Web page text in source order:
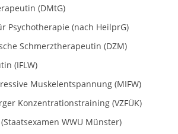
(DMtG)
Psychotherapie (nach HeilprG)
Schmerztherapeutin (DZM)
(IFLW)
Muskelentspannung (MIFW)
Konzentrationstraining (VZFÜK)
WWU Münster)